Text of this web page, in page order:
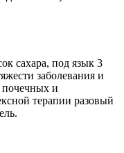
сахара, под язык 3
заболевания и
почечных и
терапии разовый